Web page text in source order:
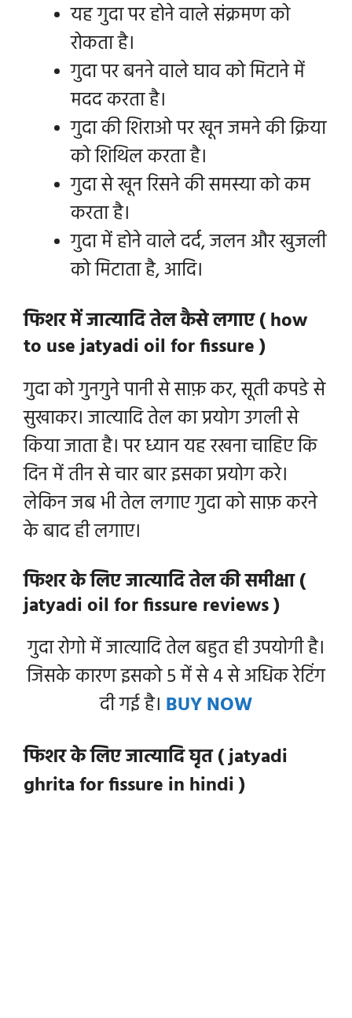
यह गुदा पर होने वाले संक्रमण को
रोकता है।
गुदा पर बनने वाले घाव को मिटाने में
मदद करता है।
गुदा की शिराओपरखून जमने की क्रिया
को शिथिल करता है।
गुदा से खून रिसने की समस्या को कम
करता है।
गुदा में होने वाले दर्द, जलन और खुजली
को मिटाता है, आदि।
फिशर में जात्यादि तेल कैसे लगाए ( how
to use jatyadi oil for fissure )
गुदा को गुनगुने पानी से साफ़ कर, सूती कपडे से
सुखाकर। जात्यादि तेल का प्रयोग उगली से
किया जाता है। पर ध्यान यह रखना चाहिए कि
दिन में तीन से चार बार इसका प्रयोग करे।
लेकिन जब भी तेल लगाए गुदा को साफ़ करने
के बाद ही लगाए।
फिशर के लिए जात्यादि तेल की समीक्षा (
jatyadi oil for fissure reviews )
गुदा रोगो में जात्यादि तेल बहुत ही उपयोगी है।
जिसके कारण इसको 5 में से 4 से अधिक रेटिंग
दी गई है। BUY NOW
फिशर के लिए जात्यादि घृत ( jatyadi
ghrita for fissure in hindi )